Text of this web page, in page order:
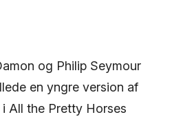
og Philip Seymour
en yngre version af
All the Pretty Horses